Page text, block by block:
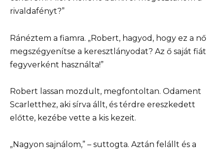
rivaldafényt?”
Ránéztem a fiamra. „Robert, hagyod, hogy ez a nő
megszégyenítse a keresztlányodat? Az ő saját fiát
fegyverként használta!”
Robert lassan mozdult, megfontoltan. Odament
Scarletthez, aki sírva állt, és térdre ereszkedett
előtte, kezébe vette a kis kezeit.
„Nagyon sajnálom,” – suttogta. Aztán felállt és a